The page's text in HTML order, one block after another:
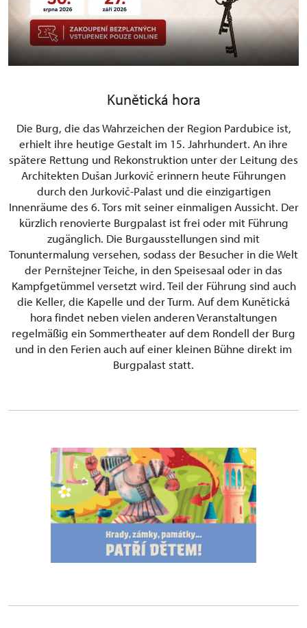
Kunětická hora
Die Burg, die das Wahrzeichen der Region Pardubice ist,
erhielt ihre heutige Gestalt im 15. Jahrhundert. An ihre
spätere Rettung und Rekonstruktion unter der Leitung des
Architekten Dušan Jurkovič erinnern heute Führungen
durch den Jurkovič-Palast und die einzigartigen
Innenräume des 6. Tors mit seiner einmaligen Aussicht. Der
kürzlich renovierte Burgpalast ist frei oder mit Führung
zugänglich. Die Burgausstellungen sind mit
Tonuntermalung versehen, sodass der Besucher in die Welt
der Pernštejner Teiche, in den Speisesaal oder in das
Kampfgetümmel versetzt wird. Teil der Führung sind auch
die Keller, die Kapelle und der Turm. Auf dem Kunětická
hora findet neben vielen anderen Veranstaltungen
regelmäßig ein Sommertheater auf dem Rondell der Burg
und in den Ferien auch auf einer kleinen Bühne direkt im
Burgpalast statt.